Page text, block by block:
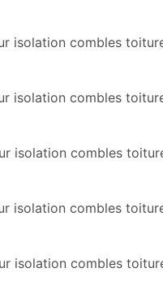
isolation combles
isolation combles
isolation combles
isolation combles
isolation combles